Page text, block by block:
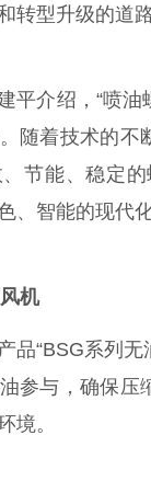
转型升级的道
平介绍，“喷
随着技术的不
节能、稳定
、智能的现代
机
品“BSG系列
参与，确保压
境。